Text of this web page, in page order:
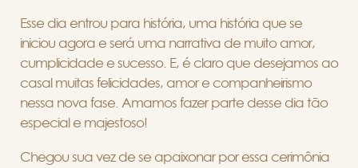
Esse dia entrou para história, uma história que se
iniciou agora e será uma narrativa de muito amor,
cumplicidade e sucesso. E, é claro que desejamos ao
casal muitas felicidades, amor e companheirismo
nessa nova fase. Amamos fazer parte desse dia tão
especial e majestoso!
Chegou sua vez de se apaixonar por essa cerimônia